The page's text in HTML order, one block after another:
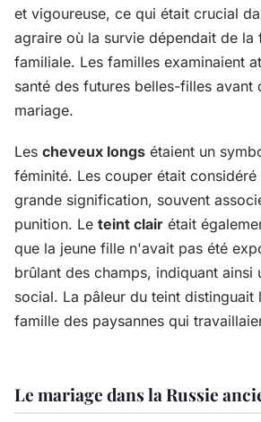
et vigoureuse, ce qui était crucial
agraire où la survie dépendait de la
familiale. Les familles examinaient
santé des futures belles-filles avant
mariage.
Les cheveux longs étaient un
féminité. Les couper était
grande signification, souvent
punition. Le teint clair était
que la jeune fille n'avait pas été
brûlant des champs, indiquant ainsi
social. La pâleur du teint distinguait
famille des paysannes qui
Le mariage dans la Russie